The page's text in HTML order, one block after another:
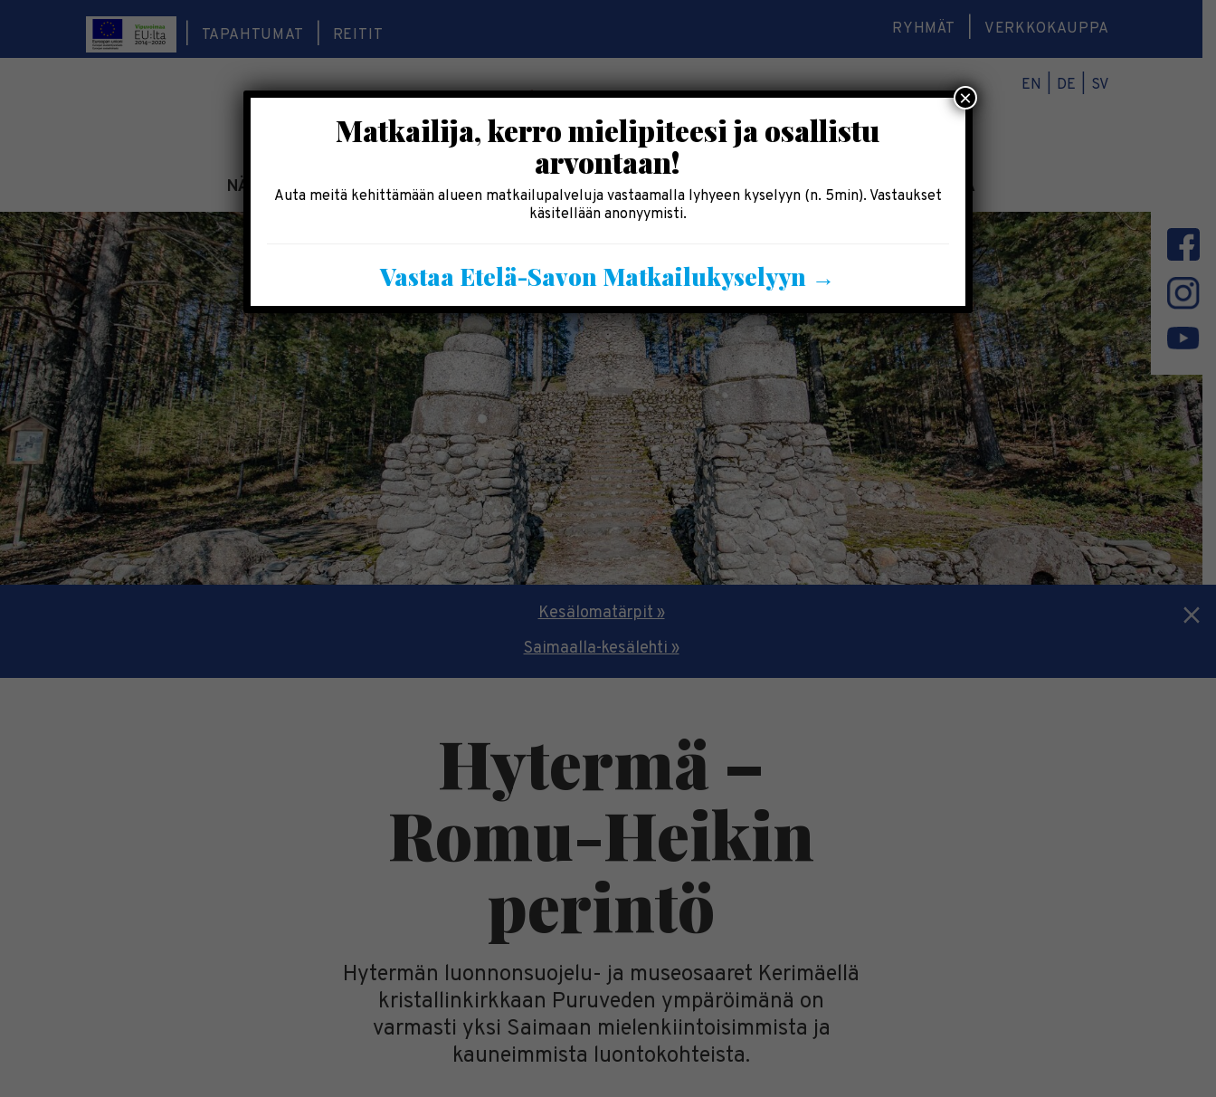
TAPAHTUMAT REITIT RYHMÄT VERKKOKAUPPA
EN DE SV
NÄE & KOE TEE & OSALLISTU SYÖ & SHOPPAILE MAJOITU INFO VERKKOKAUPPA
Kesälomatärpit »
Saimaalla-kesälehti »
Hytermä –
Romu-Heikin
perintö
Hytermän luonnonsuojelu- ja museosaaret Kerimäellä
kristallinkirkkaan Puruveden ympäröimänä on
varmasti yksi Saimaan mielenkiintoisimmista ja
kauneimmista luontokohteista.
Matkailija, kerro mielipiteesi ja osallistu
arvontaan!
Auta meitä kehittämään alueen matkailupalveluja vastaamalla lyhyeen kyselyyn (n. 5min). Vastaukset
käsitellään anonyymisti.
Vastaa Etelä-Savon Matkailukyselyyn →
×